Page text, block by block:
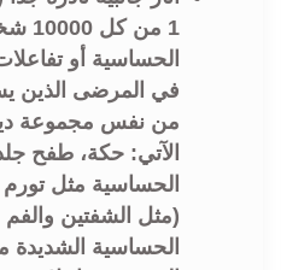
1
الحساسية أو
في المرضى الذين
من نفس مجموعة
الآتي: حكة، طفح
الحساسية مثل تورم
(مثل الشفتين
الحساسية الشديدة